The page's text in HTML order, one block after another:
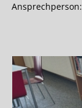
Ansprechperson: